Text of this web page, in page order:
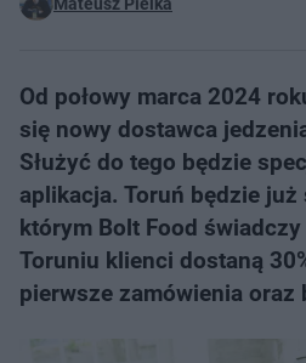
Od połowy marca 2024
się nowy dostawca
Służyć do tego będzie
aplikacja. Toruń będzie
którym Bolt Food świadczy
Toruniu klienci dostaną
pierwsze zamówienia oraz